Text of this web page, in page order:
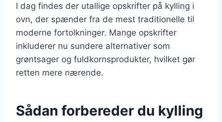
I dag findes der utallige opskrifter på kylling i
ovn, der spænder fra de mest traditionelle til
moderne fortolkninger. Mange opskrifter
inkluderer nu sundere alternativer som
grøntsager og fuldkornsprodukter, hvilket gør
retten mere nærende.
Sådan forbereder du kylling